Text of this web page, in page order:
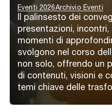
Eventi 2026Archivio Eventi
Il palinsesto dei
presentazioni,
momenti di
svolgono nel corso
non solo, offrendo un
di contenuti, visioni e
temi chiave delle